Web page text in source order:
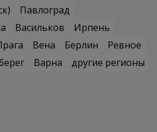
Павлоград
Васильков
Ирпень
Вена Берлин
Ревное
Варна
другие регионы